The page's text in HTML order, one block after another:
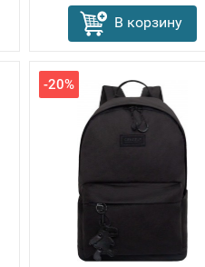
В корзину
-20%